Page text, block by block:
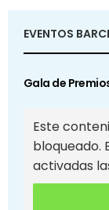
EVENTOS
Gala de
Este
bloqueado.
activadas